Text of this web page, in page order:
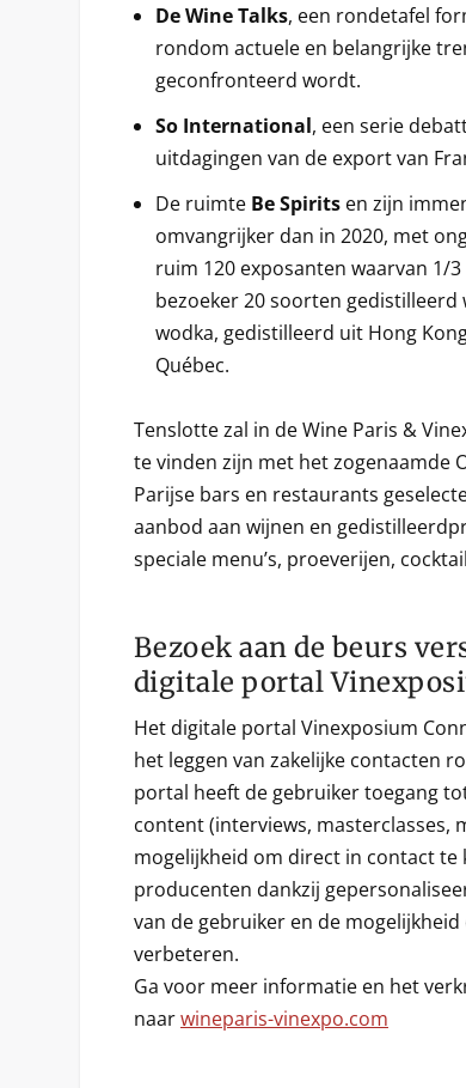
De Wine Talks, een rondetafel
rondom actuele en belangrijke
geconfronteerd wordt.
So International, een serie
uitdagingen van de export van
De ruimte Be Spirits en zijn
omvangrijker dan in 2020, met
ruim 120 exposanten waarvan 1/
bezoeker 20 soorten
wodka, gedistilleerd uit Hong
Québec.
Tenslotte zal in de Wine Paris &
te vinden zijn met het zogenaamde
Parijse bars en restaurants
aanbod aan wijnen en
speciale menu’s, proeverijen,
Bezoek aan de beurs
digitale portal
Het digitale portal Vinexposium
het leggen van zakelijke contacten
portal heeft de gebruiker toegang
content (interviews,
mogelijkheid om direct in contact
producenten dankzij
van de gebruiker en de
verbeteren.
Ga voor meer informatie en het
naarwineparis-vinexpo.com